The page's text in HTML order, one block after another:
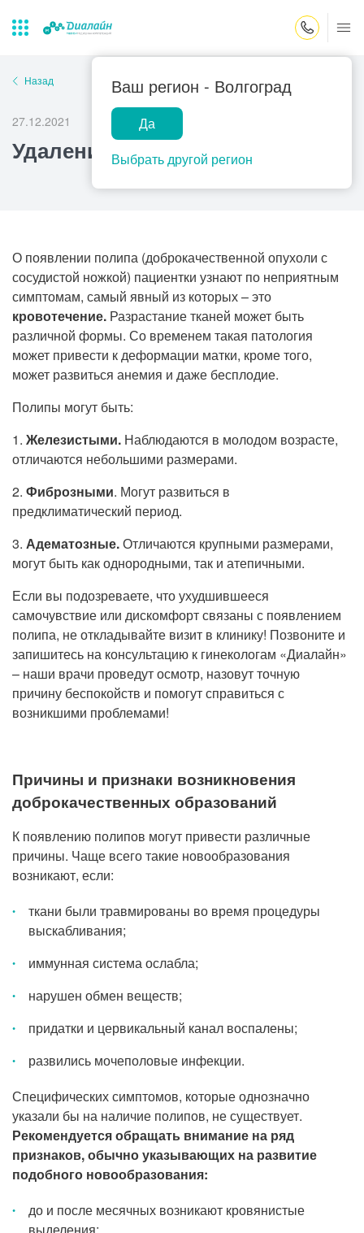
Ваш регион - Волгоград
Да
Выбрать другой регион
Лаборатории
Центр помощи
на дому
Закрыть поиск
Популярные запросы
Прием гинеколога
Прием гастроэнтеролога
Прием офтальмолога
Прием уролога
Прием хирурга
Прием кардиолога
Назад
27.12.2021
Удаление полипов шейки матки
О появлении полипа (доброкачественной опухоли с
сосудистой ножкой) пациентки узнают по неприятным
симптомам, самый явный из которых – это
кровотечение. Разрастание тканей может быть
различной формы. Со временем такая патология
может привести к деформации матки, кроме того,
может развиться анемия и даже бесплодие.
Полипы могут быть:
1. Железистыми. Наблюдаются в молодом возрасте,
отличаются небольшими размерами.
2. Фиброзными. Могут развиться в
предклиматический период.
3. Адематозные.Отличаются крупными размерами,
могут быть как однородными, так и атепичными.
Если вы подозреваете, что ухудшившееся
самочувствие или дискомфорт связаны с появлением
полипа, не откладывайте визит в клинику! Позвоните и
запишитесь на консультацию к гинекологам «Диалайн»
– наши врачи проведут осмотр, назовут точную
причину беспокойств и помогут справиться с
возникшими проблемами!
Причины и признаки возникновения
доброкачественных образований
К появлению полипов могут привести различные
причины. Чаще всего такие новообразования
возникают, если:
ткани были травмированы во время процедуры
выскабливания;
иммунная система ослабла;
нарушен обмен веществ;
придатки и цервикальный канал воспалены;
развились мочеполовые инфекции.
Специфических симптомов, которые однозначно
указали бы на наличие полипов, не существует.
Рекомендуется обращать внимание на ряд
признаков, обычно указывающих на развитие
подобного новообразования:
до и после месячных возникают кровянистые